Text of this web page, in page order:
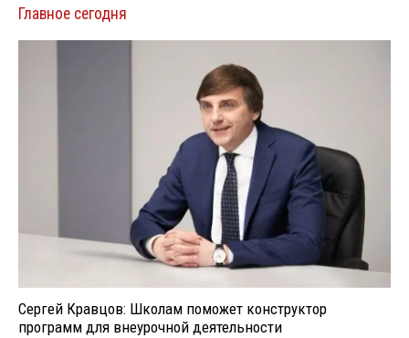
Главное сегодня
Сергей Кравцов: Школам поможет конструктор
программ для внеурочной деятельности